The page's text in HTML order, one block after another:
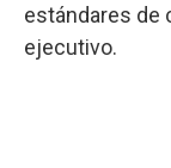
estándares de
ejecutivo.